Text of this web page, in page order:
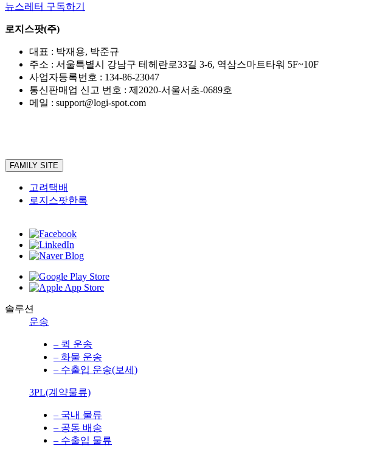
뉴스레터 구독하기
로지스팟(주)
대표 : 박재용, 박준규
주소 : 서울특별시 강남구 테헤란로33길 3-6, 역삼스마트타워 5F~10F
사업자등록번호 : 134-86-23047
통신판매업 신고 번호 : 제2020-서울서초-0689호
메일 : support@logi-spot.com
FAMILY SITE
고려택배
로지스팟한록
솔루션
운송
– 퀵 운송
– 화물 운송
– 수출입 운송(보세)
3PL(계약물류)
– 국내 물류
– 공동 배송
– 수출입 물류